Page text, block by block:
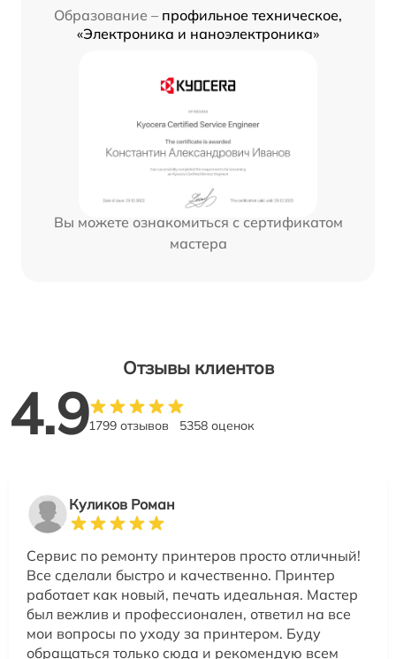
Образование – профильное техническое,
«Электроника и наноэлектроника»
Вы можете ознакомиться с сертификатом
мастера
Отзывы клиентов
4.91799 отзывов 5358 оценок
Куликов Роман
Сервис по ремонту принтеров просто отличный!
Все сделали быстро и качественно. Принтер
работает как новый, печать идеальная. Мастер
был вежлив и профессионален, ответил на все
мои вопросы по уходу за принтером. Буду
обращаться только сюда и рекомендую всем